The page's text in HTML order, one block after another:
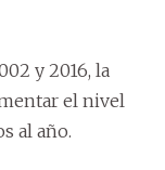
y 2016, la
el nivel
al año.